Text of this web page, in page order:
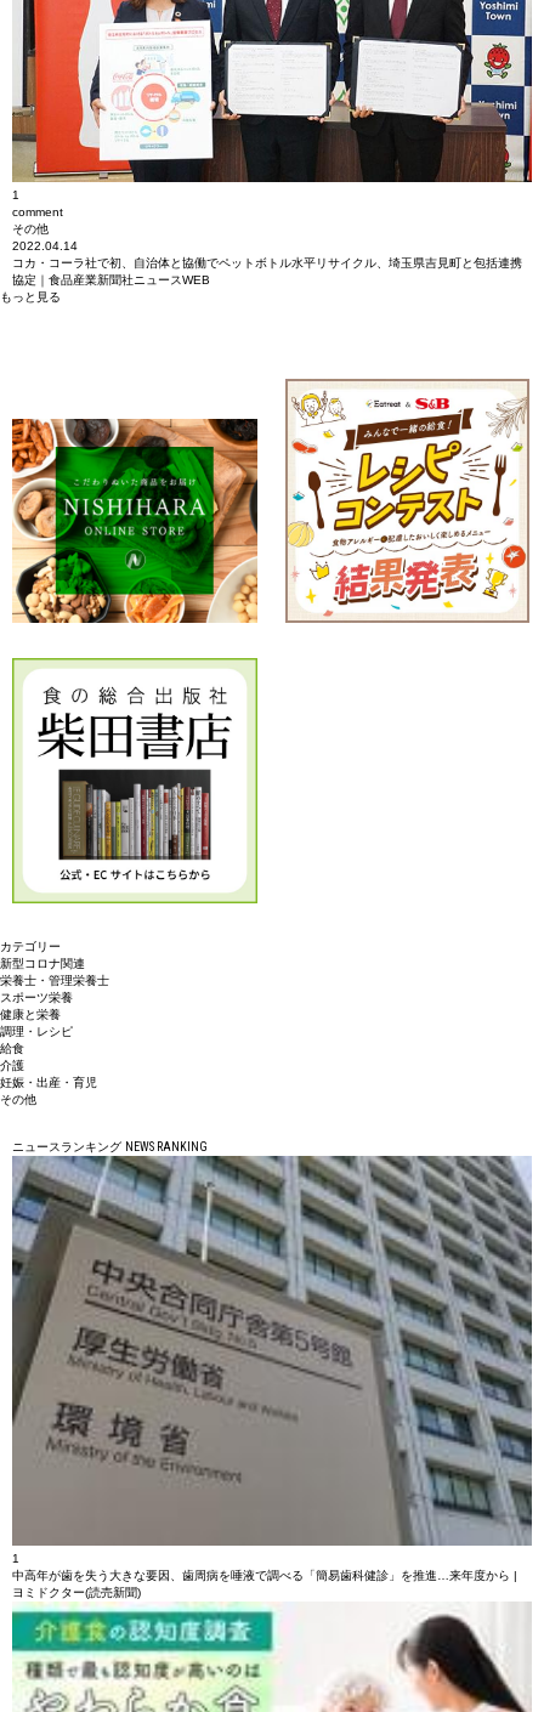
1
comment
その他
2022.04.14
コカ・コーラ社で初、自治体と協働でペットボトル水平リサイクル、埼玉県吉見町と包括連携
協定｜食品産業新聞社ニュースWEB
もっと見る
カテゴリー
新型コロナ関連
栄養士・管理栄養士
スポーツ栄養
健康と栄養
調理・レシピ
給食
介護
妊娠・出産・育児
その他
ニュースランキング NEWS RANKING
1
中高年が歯を失う大きな要因、歯周病を唾液で調べる「簡易歯科健診」を推進…来年度から |
ヨミドクター(読売新聞)